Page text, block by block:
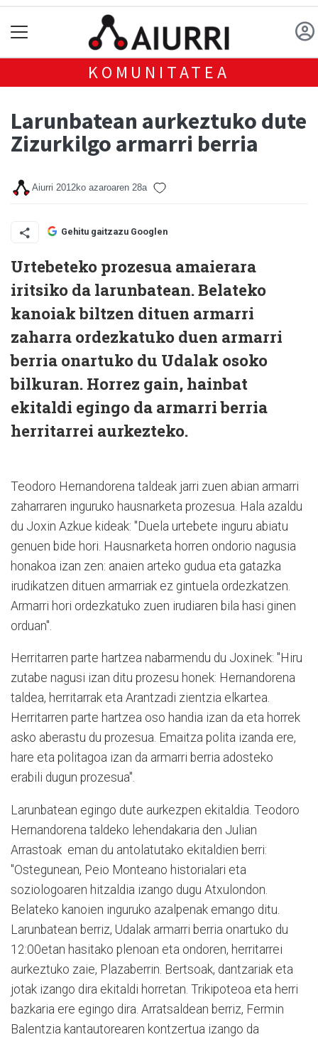
KOMUNITATEA
Larunbatean aurkeztuko dute
Zizurkilgo armarri berria
Aiurri 2012ko azaroaren 28a
Gehitu gaitzazu Googlen
Urtebeteko prozesua amaierara
iritsiko da larunbatean. Belateko
kanoiak biltzen dituen armarri
zaharra ordezkatuko duen armarri
berria onartuko du Udalak osoko
bilkuran. Horrez gain, hainbat
ekitaldi egingo da armarri berria
herritarrei aurkezteko.
Teodoro Hernandorena taldeak jarri zuen abian armarri
zaharraren inguruko hausnarketa prozesua. Hala azaldu
du Joxin Azkue kideak: "Duela urtebete inguru abiatu
genuen bide hori. Hausnarketa horren ondorio nagusia
honakoa izan zen: anaien arteko gudua eta gatazka
irudikatzen dituen armarriak ez gintuela ordezkatzen.
Armarri hori ordezkatuko zuen irudiaren bila hasi ginen
orduan".
Herritarren parte hartzea nabarmendu du Joxinek: "Hiru
zutabe nagusi izan ditu prozesu honek: Hernandorena
taldea, herritarrak eta Arantzadi zientzia elkartea.
Herritarren parte hartzea oso handia izan da eta horrek
asko aberastu du prozesua. Emaitza polita izanda ere,
hare eta politagoa izan da armarri berria adosteko
erabili dugun prozesua".
Larunbatean egingo dute aurkezpen ekitaldia. Teodoro
Hernandorena taldeko lehendakaria den Julian
Arrastoak eman du antolatutako ekitaldien berri:
"Ostegunean, Peio Monteano historialari eta
soziologoaren hitzaldia izango dugu Atxulondon.
Belateko kanoien inguruko azalpenak emango ditu.
Larunbatean berriz, Udalak armarri berria onartuko du
12:00etan hasitako plenoan eta ondoren, herritarrei
aurkeztuko zaie, Plazaberrin. Bertsoak, dantzariak eta
jotak izango dira ekitaldi horretan. Trikipoteoa eta herri
bazkaria ere egingo dira. Arratsaldean berriz, Fermin
Balentzia kantautorearen kontzertua izango da